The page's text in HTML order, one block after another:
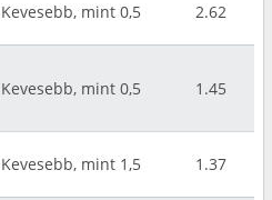
Kevesebb, mint 0,5 2.62
Kevesebb, mint 0,5 1.45
Kevesebb, mint 1,5 1.37